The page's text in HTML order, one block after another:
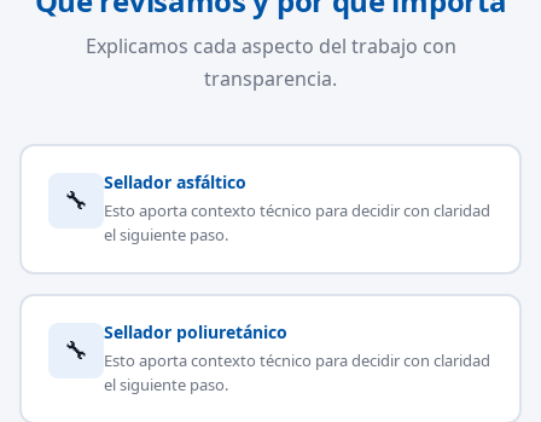
Explicamos cada aspecto del trabajo con
transparencia.
🔧
Sellador asfáltico
Esto aporta contexto técnico para decidir con claridad
el siguiente paso.
🔧
Sellador poliuretánico
Esto aporta contexto técnico para decidir con claridad
el siguiente paso.